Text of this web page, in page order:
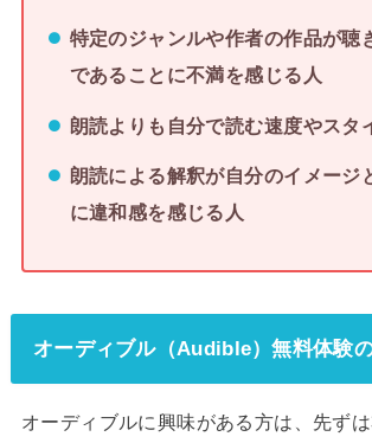
特定のジャンルや作者の作品が聴
であることに不満を感じる人
朗読よりも自分で読む速度やスタ
朗読による解釈が自分のイメージ
に違和感を感じる人
オーディブル（Audible）無料体験
オーディブルに興味がある方は、先ず